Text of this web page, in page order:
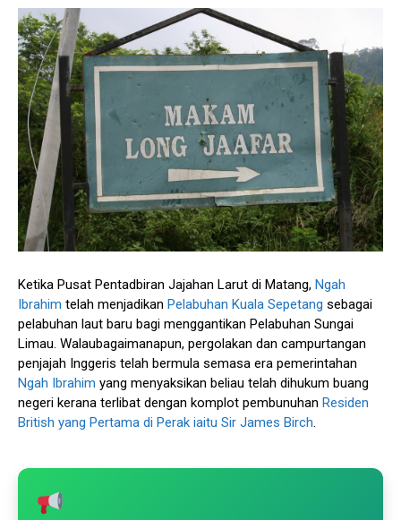
Ketika Pusat Pentadbiran Jajahan Larut di Matang, Ngah
Ibrahim telah menjadikan Pelabuhan Kuala Sepetang sebagai
pelabuhan laut baru bagi menggantikan Pelabuhan Sungai
Limau. Walaubagaimanapun, pergolakan dan campurtangan
penjajah Inggeris telah bermula semasa era pemerintahan
Ngah Ibrahim yang menyaksikan beliau telah dihukum buang
negeri kerana terlibat dengan komplot pembunuhan Residen
British yang Pertama di Perak iaitu Sir James Birch.